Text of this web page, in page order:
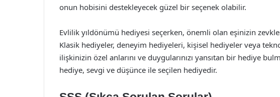
onun hobisini destekleyecek güzel bir seçenek olabilir.
Evlilik yıldönümü hediyesi seçerken, önemli olan eşinizin
Klasik hediyeler, deneyim hediyeleri, kişisel hediyeler veya
ilişkinizin özel anlarını ve duygularınızı yansıtan bir hediye
hediye, sevgi ve düşünce ile seçilen hediyedir.